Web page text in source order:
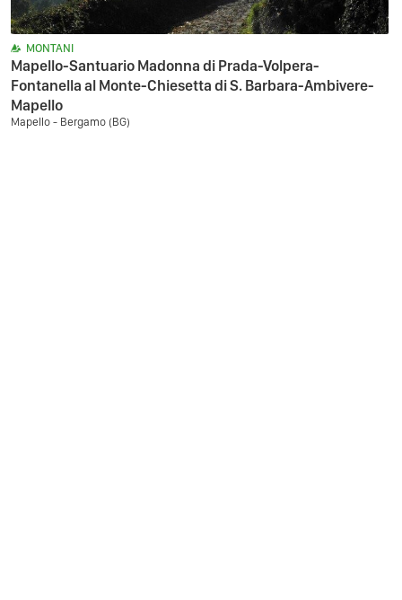
MONTANI
Mapello-Santuario Madonna di Prada-Volpera-
Fontanella al Monte-Chiesetta di S. Barbara-Ambivere-
Mapello
Mapello - Bergamo (BG)